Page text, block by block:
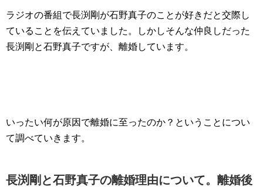
ラジオの番組で長渕剛が石野真子のことが好きだと交際し
ていることを伝えていました。しかしそんな仲良しだった
長渕剛と石野真子ですが、離婚しています。
いったい何が原因で離婚に至ったのか？ということについ
て調べていきます。
長渕剛と石野真子の離婚理由について。離婚後